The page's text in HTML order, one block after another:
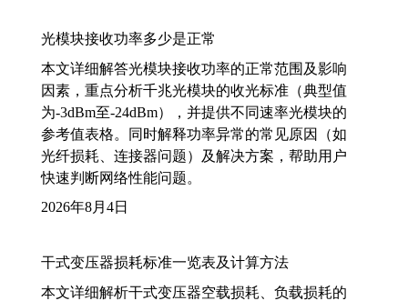
光模块接收功率多少是正常
本文详细解答光模块接收功率的正常范围及影响
因素，重点分析千兆光模块的收光标准（典型值
为-3dBm至-24dBm），并提供不同速率光模块的
参考值表格。同时解释功率异常的常见原因（如
光纤损耗、连接器问题）及解决方案，帮助用户
快速判断网络性能问题。
2026年8月4日
干式变压器损耗标准一览表及计算方法
本文详细解析干式变压器空载损耗、负载损耗的